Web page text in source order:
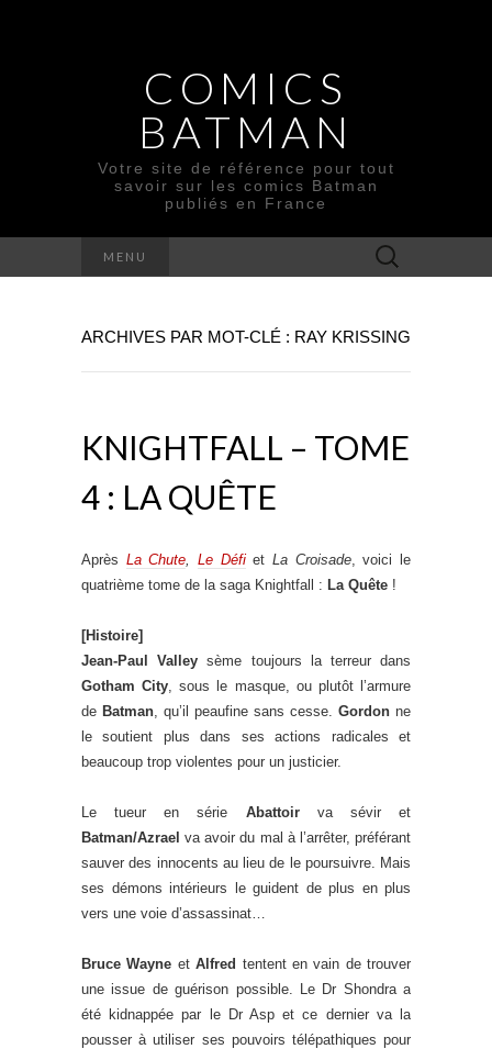
COMICS
BATMAN
Votre site de référence pour tout
savoir sur les comics Batman
publiés en France
MENU Rechercher :
ARCHIVES PAR MOT-CLÉ : RAY KRISSING
KNIGHTFALL – TOME
4 : LA QUÊTE
Après La Chute,Le DéfietLa Croisade, voici le
quatrième tome de la saga Knightfall : La Quête !
[Histoire]
Jean-Paul Valley sème toujours la terreur dans
Gotham City, sous le masque, ou plutôt l’armure
de Batman, qu’il peaufine sans cesse. Gordon ne
le soutient plus dans ses actions radicales et
beaucoup trop violentes pour un justicier.
Le tueur en série Abattoirva sévir et
Batman/Azrael va avoir du mal à l’arrêter, préférant
sauver des innocents au lieu de le poursuivre. Mais
ses démons intérieurs le guident de plus en plus
vers une voie d’assassinat…
Bruce Wayne etAlfred tentent en vain de trouver
une issue de guérison possible. Le Dr Shondra a
été kidnappée par le Dr Asp et ce dernier va la
pousser à utiliser ses pouvoirs télépathiques pour